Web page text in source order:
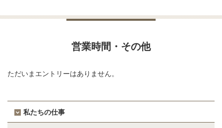
営業時間・その他
ただいまエントリーはありません。
私たちの仕事